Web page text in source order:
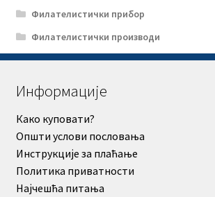
Филателистички прибор
Филателистички производи
Информације
Како куповати?
Општи услови пословања
Инструкције за плаћање
Политика приватности
Најчешћа питања